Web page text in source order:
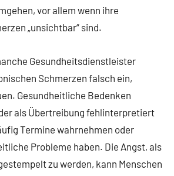
vor allem wenn ihre
„unsichtbar“ sind.
Gesundheitsdienstleister
Schmerzen falsch ein,
Gesundheitliche Bedenken
als Übertreibung fehlinterpretiert
Termine wahrnehmen oder
Probleme haben. Die Angst, als
zu werden, kann Menschen